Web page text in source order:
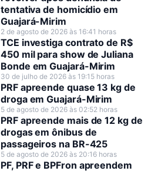
tentativa de homicídio em
Guajará-Mirim
2 de agosto de 2026 às 16:41 horas
TCE investiga contrato de R$
450 mil para show de Juliana
Bonde em Guajará-Mirim
30 de julho de 2026 às 19:15 horas
PRF apreende quase 13 kg de
droga em Guajará-Mirim
5 de agosto de 2026 às 02:52 horas
PRF apreende mais de 12 kg de
drogas em ônibus de
passageiros na BR-425
5 de agosto de 2026 às 20:16 horas
PF, PRF e BPFron apreendem